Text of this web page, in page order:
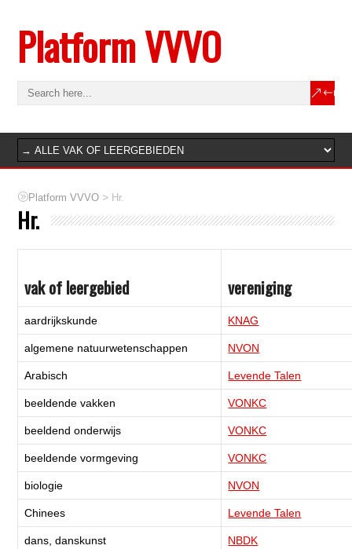
Platform VVVO
Platform VVVO > Hr.
Hr.
vak of leergebied vereniging
aardrijkskunde KNAG
algemene natuurwetenschappen NVON
Arabisch Levende Talen
beeldende vakken VONKC
beeldend onderwijs VONKC
beeldende vormgeving VONKC
biologie NVON
Chinees Levende Talen
dans, danskunst NBDK